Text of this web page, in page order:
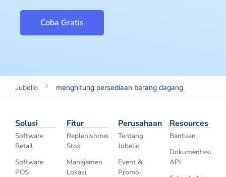
Coba Gratis
Jubelio menghitung persediaan barang dagang
Solusi
Software
Retail
Software
POS
Fitur
Replenishment
Stok
Manajemen
Lokasi
Perusahaan
Tentang
Jubelio
Event &
Promo
Resources
Bantuan
Dokumentasi
API